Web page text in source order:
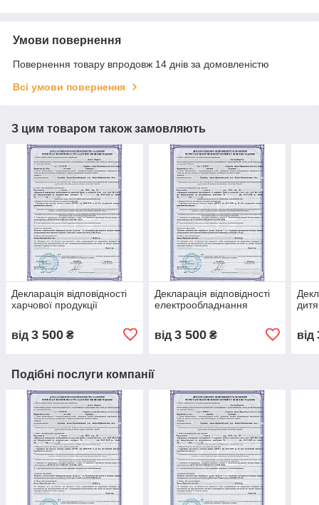
Умови повернення
Повернення товару впродовж 14 днів за домовленістю
Всі умови повернення
З цим товаром також замовляють
Декларація відповідності
харчової продукції
від 3 500 ₴
Декларація відповідності
електрообладнання
від 3 500₴ від
Подібні послуги компанії